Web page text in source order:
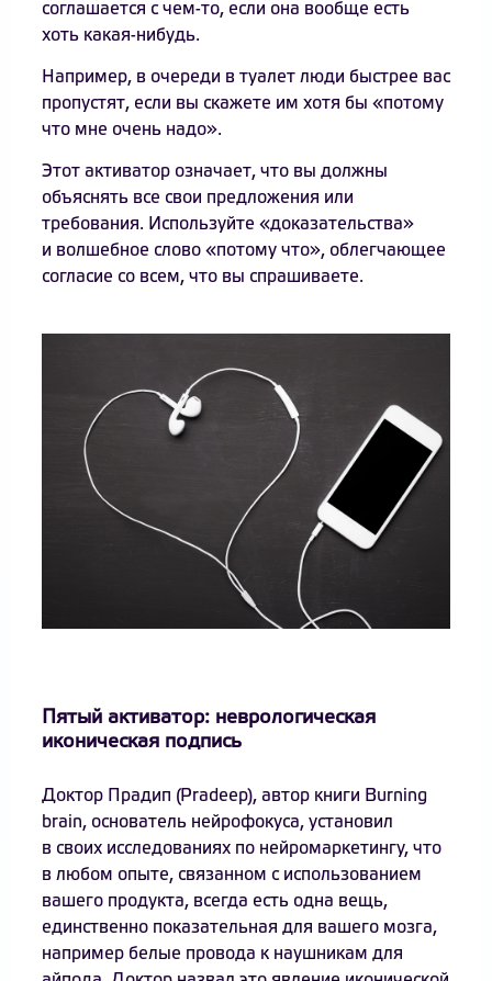
соглашается с чем-то, если она вообще есть
хоть какая-нибудь.
Например, в очереди в туалет люди быстрее вас
пропустят, если вы скажете им хотя бы «потому
что мне очень надо».
Этот активатор означает, что вы должны
объяснять все свои предложения или
требования. Используйте «доказательства»
и волшебное слово «потому что», облегчающее
согласие со всем, что вы спрашиваете.
Пятый активатор: неврологическая
иконическая подпись
Доктор Прадип (Pradeep), автор книги Burning
brain, основатель нейрофокуса, установил
в своих исследованиях по нейромаркетингу, что
в любом опыте, связанном с использованием
вашего продукта, всегда есть одна вещь,
единственно показательная для вашего мозга,
например белые провода к наушникам для